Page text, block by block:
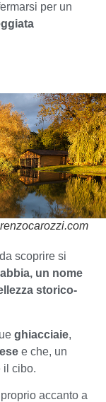
per un
scoprire si
un nome
storico-
ghiacciaie,
e che, un
il cibo.
accanto a